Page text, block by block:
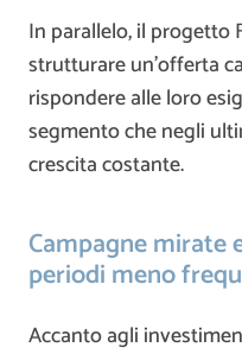
In parallelo, il progetto
strutturare un’offerta
rispondere alle loro
segmento che negli
crescita costante.
Campagne mirate
periodi meno
Accanto agli